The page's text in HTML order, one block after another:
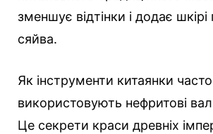
зменшує відтінки і додає
сяйва.
Як інструменти китаянки часто
використовують нефритові
Це секрети краси древніх